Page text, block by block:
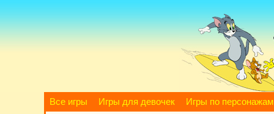
Все игры Игры для девочек Игры по персонажам